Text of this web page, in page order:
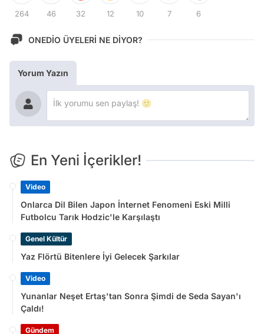
264 46 32 12 10 7 6
ONEDİO ÜYELERİ NE DİYOR?
Yorum Yazın
En Yeni İçerikler!
Video
Onlarca Dil Bilen Japon İnternet Fenomeni Eski Milli
Futbolcu Tarık Hodzic'le Karşılaştı
Genel Kültür
Yaz Flörtü Bitenlere İyi Gelecek Şarkılar
Video
Yunanlar Neşet Ertaş'tan Sonra Şimdi de Seda Sayan'ı
Çaldı!
Gündem